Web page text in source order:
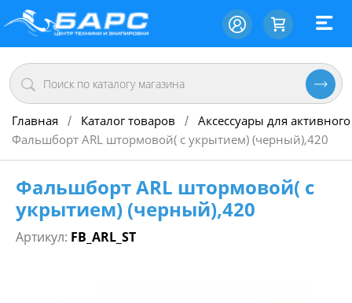
Главная / Каталог товаров / Аксессуары для
Фальшборт ARL штормовой( с укрытием) (черный),420
Фальшборт ARL штормовой( с
укрытием) (черный),420
Артикул: FB_ARL_ST